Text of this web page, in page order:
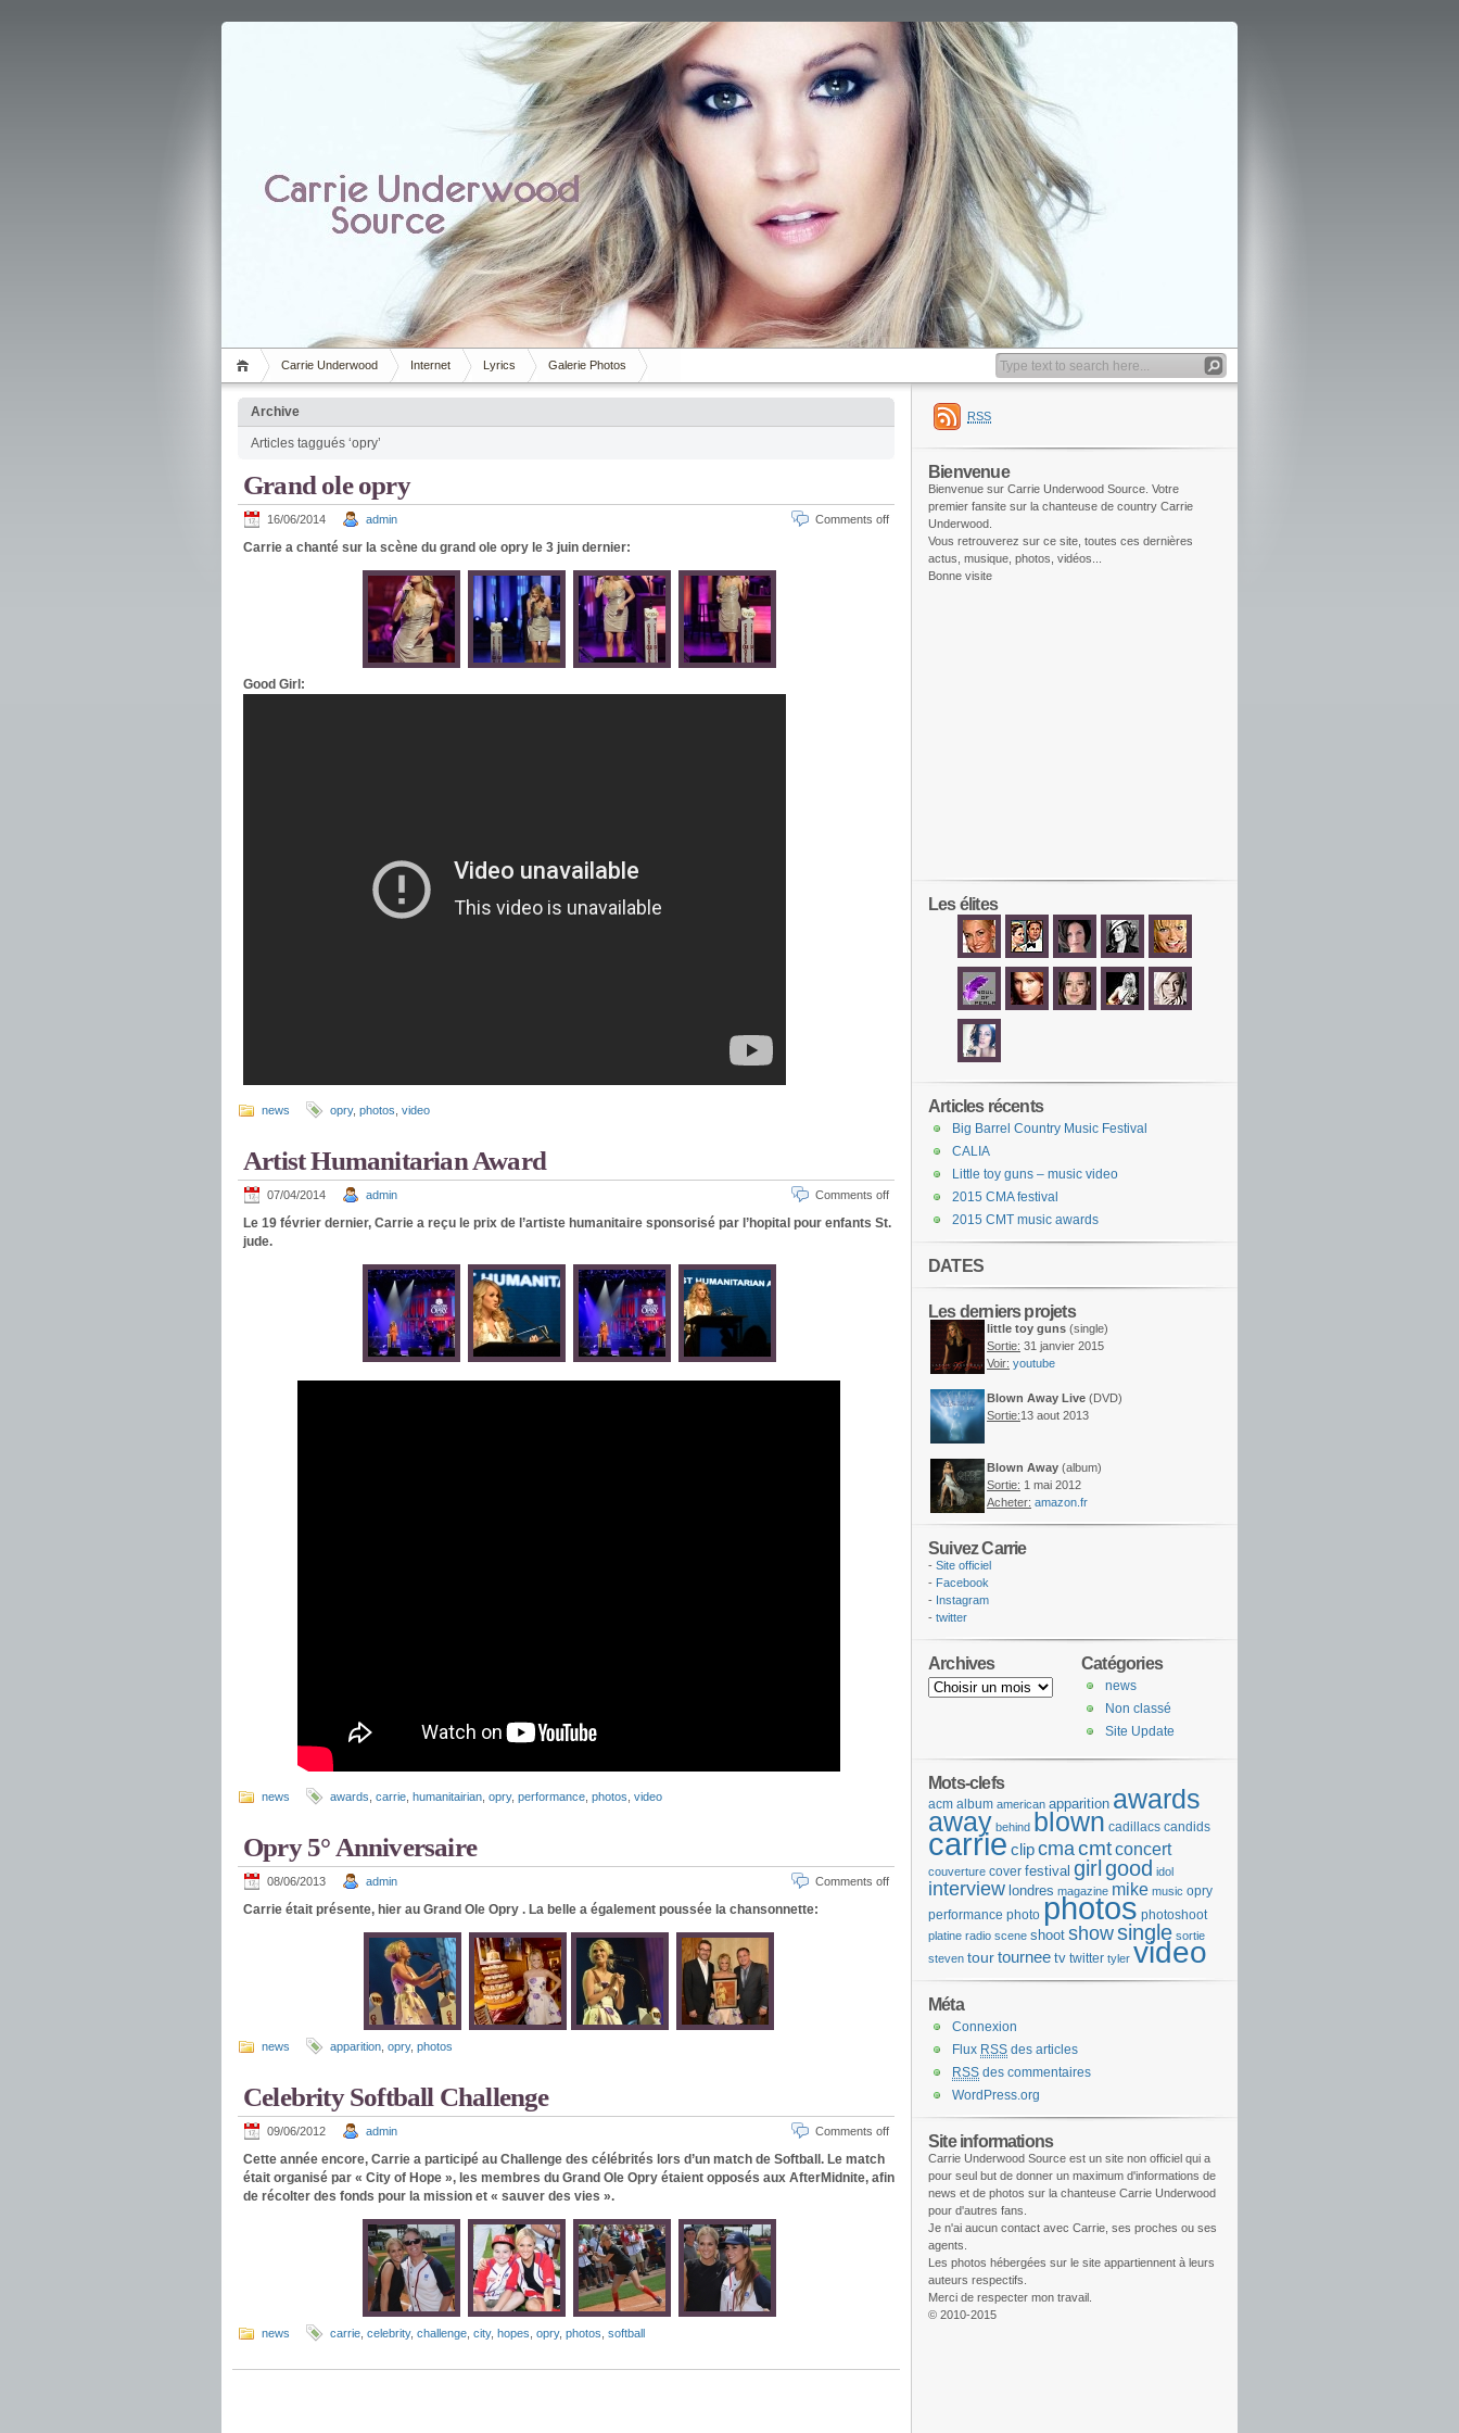
Carrie Underwood Internet Lyrics Galerie Photos
Archive
Articles taggués ‘opry’
Grand ole opry
16/06/2014 admin Comments off
Carrie a chanté sur la scène du grand ole opry le 3 juin dernier:
Good Girl:
news opry, photos video
Artist Humanitarian Award
07/04/2014 admin Comments off
Le 19 février dernier, Carrie a reçu le prix de l’artiste humanitaire sponsorisé par l’hopital pour enfants St.
jude.
news awards carrie humanitairian opry, performance photos video
Opry 5° Anniversaire
08/06/2013 admin Comments off
Carrie était présente, hier au Grand Ole Opry . La belle a également poussée la chansonnette:
news apparition opry, photos
Celebrity Softball Challenge
09/06/2012 admin Comments off
Cette année encore, Carrie a participé au Challenge des célébrités lors d’un match de Softball. Le match
était organisé par « City of Hope », les membres du Grand Ole Opry étaient opposés aux AfterMidnite, afin
de récolter des fonds pour la mission et « sauver des vies ».
news carrie celebrity, challenge city, hopes opry, photos softball
RSS
Bienvenue
Bienvenue sur Carrie Underwood Source. Votre
premier fansite sur la chanteuse de country Carrie
Underwood.
Vous retrouverez sur ce site, toutes ces dernières
actus, musique, photos, vidéos...
Bonne visite
Les élites
Articles récents
Big Barrel Country Music Festival
CALIA
Little toy guns – music video
2015 CMA festival
2015 CMT music awards
DATES
Les derniers projets
little toy guns (single)
Sortie: 31 janvier 2015
Voir: youtube
Blown Away Live (DVD)
Sortie:13 aout 2013
Blown Away (album)
Sortie: 1 mai 2012
Acheter: amazon.fr
Suivez Carrie
- Site officiel
- Facebook
- Instagram
- twitter
Catégories
news
Non classé
Site Update
Archives
Mots-clefs
acm album american apparition awards
away behind blown cadillacs candids
carrie clipcmacmtconcert
couverture cover festival girl good idol
interview londres magazine mike music opry
performance photo photos photoshoot
platine radio scene shoot showsingle sortie
steven tourtournee tv twitter tyler video
Méta
Connexion
Flux RSS des articles
RSS des commentaires
WordPress.org
Site informations
Carrie Underwood Source est un site non officiel qui a
pour seul but de donner un maximum d'informations de
news et de photos sur la chanteuse Carrie Underwood
pour d'autres fans.
Je n'ai aucun contact avec Carrie, ses proches ou ses
agents.
Les photos hébergées sur le site appartiennent à leurs
auteurs respectifs.
Merci de respecter mon travail.
© 2010-2015